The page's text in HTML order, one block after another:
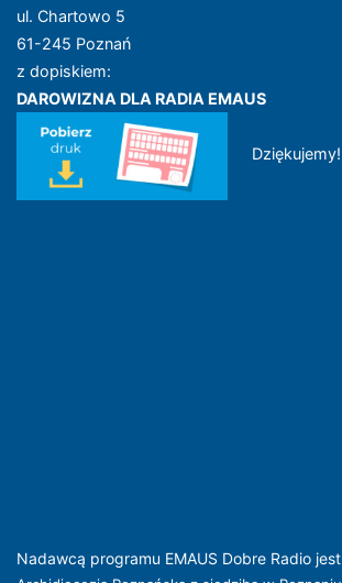
ul. Chartowo 5
61-245 Poznań
z dopiskiem:
DAROWIZNA DLA RADIA EMAUS
Dziękujemy!
Nadawcą programu EMAUS Dobre Radio jest